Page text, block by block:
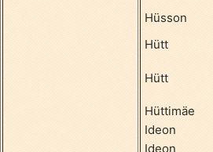
Hüsson
Hütt
Hütt
Hüttimäe
Ideon
Ideon